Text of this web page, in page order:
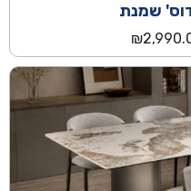
שמנת
₪
הנוכחי
הוא:
₪2,990.00.